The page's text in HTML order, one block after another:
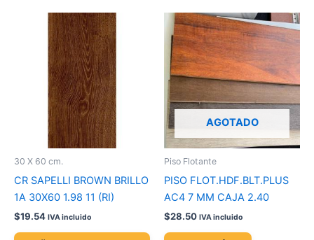
30 X 60 cm.
CR SAPELLI BROWN BRILLO
1A 30X60 1.98 11 (RI)
$19.54 IVA incluido
AGOTADO
Piso Flotante
PISO FLOT.HDF.BLT.PLUS
AC4 7 MM CAJA 2.40
$28.50 IVA incluido